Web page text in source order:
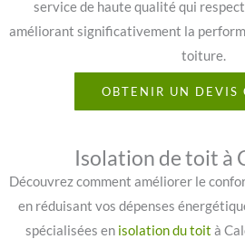
service de haute qualité qui
améliorant significativement la
toiture.
OBTENIR UN DEVIS
Isolation de toit à
Découvrez comment améliorer le
en réduisant vos dépenses
spécialisées en isolation du toit à